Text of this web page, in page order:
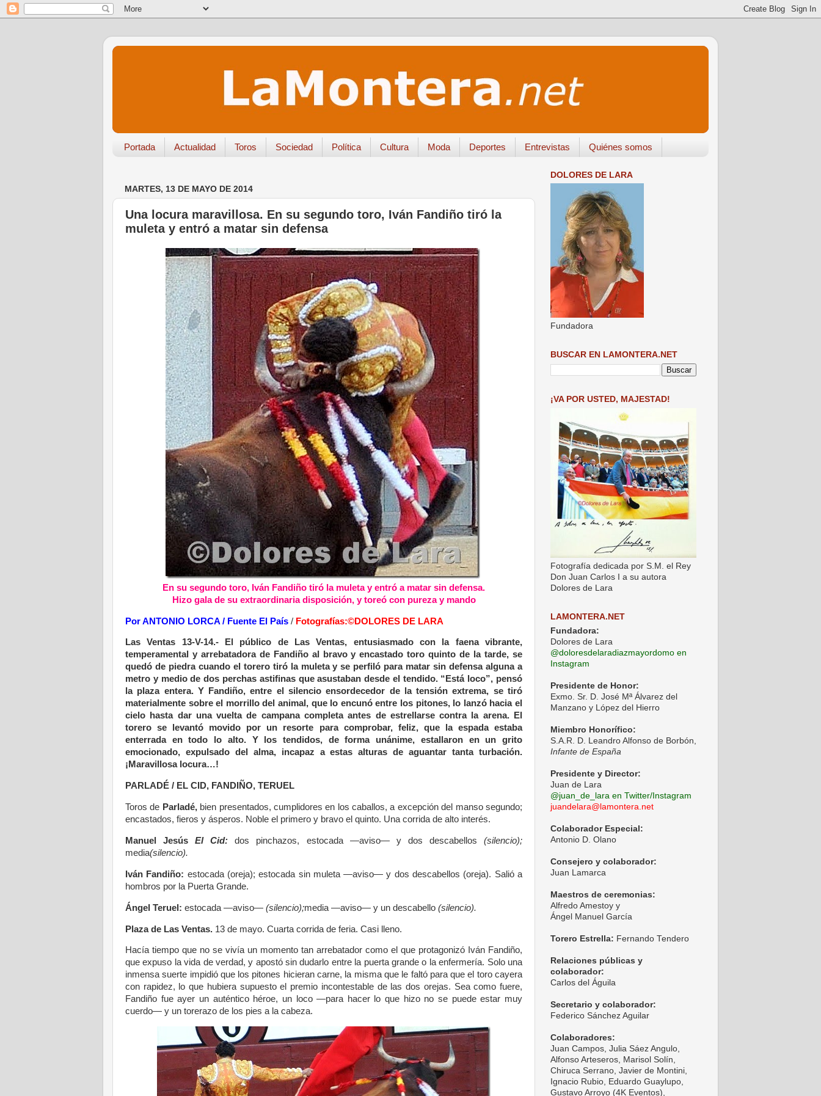
Portada Actualidad Toros Sociedad Política Cultura Moda Deportes Entrevistas Quiénes somos
MARTES, 13 DE MAYO DE 2014
Una locura maravillosa. En su segundo toro, Iván Fandiño tiró la
muleta y entró a matar sin defensa
En su segundo toro, Iván Fandiño tiró la muleta y entró a matar sin defensa.
Hizo gala de su extraordinaria disposición, y toreó con pureza y mando
Por ANTONIO LORCA / Fuente El País / Fotografías:©DOLORES DE LARA
Las Ventas 13-V-14.- El público de Las Ventas, entusiasmado con la faena vibrante,
temperamental y arrebatadora de Fandiño al bravo y encastado toro quinto de la tarde, se
quedó de piedra cuando el torero tiró la muleta y se perfiló para matar sin defensa alguna a
metro y medio de dos perchas astifinas que asustaban desde el tendido. “Está loco”, pensó
la plaza entera. Y Fandiño, entre el silencio ensordecedor de la tensión extrema, se tiró
materialmente sobre el morrillo del animal, que lo encunó entre los pitones, lo lanzó hacia el
cielo hasta dar una vuelta de campana completa antes de estrellarse contra la arena. El
torero se levantó movido por un resorte para comprobar, feliz, que la espada estaba
enterrada en todo lo alto. Y los tendidos, de forma unánime, estallaron en un grito
emocionado, expulsado del alma, incapaz a estas alturas de aguantar tanta turbación.
¡Maravillosa locura…!
PARLADÉ / EL CID, FANDIÑO, TERUEL
Toros de Parladé, bien presentados, cumplidores en los caballos, a excepción del manso segundo;
encastados, fieros y ásperos. Noble el primero y bravo el quinto. Una corrida de alto interés.
Manuel JesúsEl Cid: dos pinchazos, estocada —aviso— y dos descabellos(silencio);
media(silencio).
Iván Fandiño: estocada (oreja); estocada sin muleta —aviso— y dos descabellos (oreja). Salió a
hombros por la Puerta Grande.
Ángel Teruel: estocada —aviso— (silencio);media —aviso— y un descabello (silencio).
Plaza de Las Ventas. 13 de mayo. Cuarta corrida de feria. Casi lleno.
Hacía tiempo que no se vivía un momento tan arrebatador como el que protagonizó Iván Fandiño,
que expuso la vida de verdad, y apostó sin dudarlo entre la puerta grande o la enfermería. Solo una
inmensa suerte impidió que los pitones hicieran carne, la misma que le faltó para que el toro cayera
con rapidez, lo que hubiera supuesto el premio incontestable de las dos orejas. Sea como fuere,
Fandiño fue ayer un auténtico héroe, un loco —para hacer lo que hizo no se puede estar muy
cuerdo— y un torerazo de los pies a la cabeza.
DOLORES DE LARA
Fundadora
BUSCAR EN LAMONTERA.NET
¡VA POR USTED, MAJESTAD!
Fotografía dedicada por S.M. el Rey
Don Juan Carlos I a su autora
Dolores de Lara
LAMONTERA.NET
Fundadora:
Dolores de Lara
@doloresdelaradiazmayordomo en
Instagram
Presidente de Honor:
Exmo. Sr. D. José Mª Álvarez del
Manzano y López del Hierro
Miembro Honorífico:
S.A.R. D. Leandro Alfonso de Borbón,
Infante de España
Presidente y Director:
Juan de Lara
@juan_de_lara en Twitter/Instagram
juandelara@lamontera.net
Colaborador Especial:
Antonio D. Olano
Consejero y colaborador:
Juan Lamarca
Maestros de ceremonias:
Alfredo Amestoy y
Ángel Manuel García
Torero Estrella: Fernando Tendero
Relaciones públicas y
colaborador:
Carlos del Águila
Secretario y colaborador:
Federico Sánchez Aguilar
Colaboradores:
Juan Campos, Julia Sáez Angulo,
Alfonso Arteseros, Marisol Solín,
Chiruca Serrano, Javier de Montini,
Ignacio Rubio, Eduardo Guaylupo,
Gustavo Arroyo (4K Eventos),